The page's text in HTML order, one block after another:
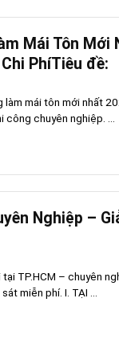
Mái Tôn
PhíTiêu đề:
làm mái tôn mới nhất
chuyên nghiệp. ...
Nghiệp –
TP.HCM – chuyên
miễn phí. I. TẠI ...